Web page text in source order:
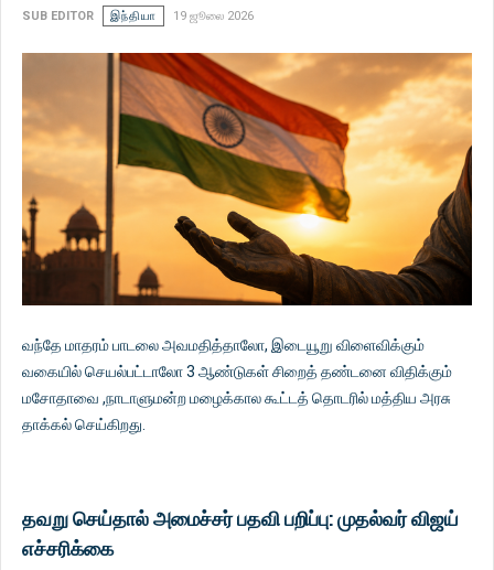
SUB EDITOR இந்தியா 19 ஜூலை 2026
வந்தே மாதரம் பாடலை அவமதித்தாலோ, இடையூறு விளைவிக்கும்
வகையில் செயல்பட்டாலோ 3 ஆண்டுகள் சிறைத் தண்டனை விதிக்கும்
மசோதாவை ,நாடாளுமன்ற மழைக்கால கூட்டத் தொடரில் மத்திய அரசு
தாக்கல் செய்கிறது.
தவறு செய்தால் அமைச்சர் பதவி பறிப்பு: முதல்வர் விஜய்
எச்சரிக்கை